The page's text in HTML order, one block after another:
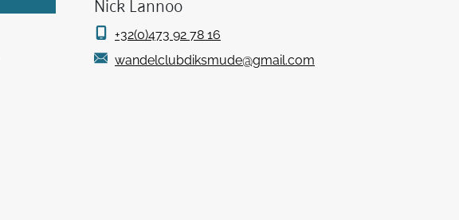
Nick Lannoo
+32(0)473 92 78 16
wandelclubdiksmude@gmail.com